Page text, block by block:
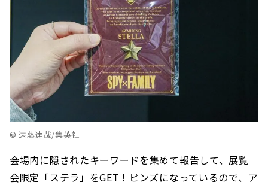
© 遠藤達哉/集英社
会場内に隠されたキーワードを集めて報告して、展覧
会限定「ステラ」をGET！ピンズになっているので、ア